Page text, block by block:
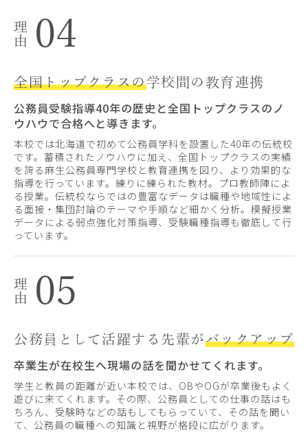
04
全国トップクラスの学校間の教育連携
公務員受験指導40年の歴史と全国トップクラスのノ
ウハウで合格へと導きます。
本校では北海道で初めて公務員学科を設置した40年の伝統校
です。蓄積されたノウハウに加え、全国トップクラスの実績
を誇る麻生公務員専門学校と教育連携を図り、より効果的な
指導を行っています。練りに練られた教材。プロ教師陣によ
る授業。伝統校ならではの豊富なデータは職種や地域性によ
る面接・集団討論のテーマや手順など細かく分析。模擬授業
データによる弱点強化対策指導、受験職種指導も徹底して行
っています。
05
公務員として活躍する先輩がバックアップ
卒業生が在校生へ現場の話を聞かせてくれます。
学生と教員の距離が近い本校では、OBやOGが卒業後もよく
遊びに来てくれます。その際、公務員としての仕事の話はも
ちろん、受験時などの話もしてもらっていて、その話を聞い
て、公務員の職種への知識と視野が格段に広がります。